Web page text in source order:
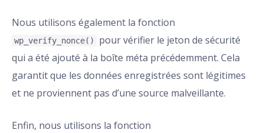
Nous utilisons également la fonction
wp_verify_nonce()
pour vérifier le jeton de sécurité
qui a été ajouté à la boîte méta précédemment. Cela
garantit que les données enregistrées sont légitimes
et ne proviennent pas d’une source malveillante.
Enfin, nous utilisons la fonction